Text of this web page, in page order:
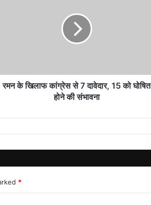
रमन के खिलाफ कांग्रेस से 7 दावेदार, 15 को घोषित
होने की संभावना
*